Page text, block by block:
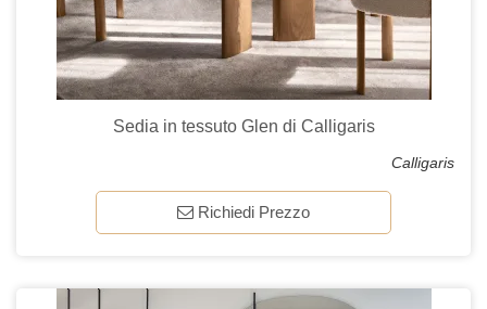
Sedia in tessuto Glen di Calligaris
Calligaris
Richiedi Prezzo